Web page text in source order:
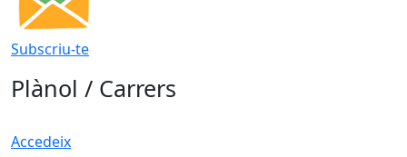
Subscriu-te
Plànol / Carrers
Accedeix